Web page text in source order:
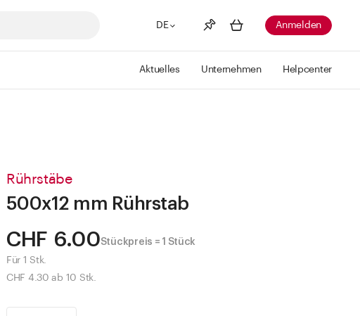
DE
Merkliste Mehr anzeigen
Anmelden
Aktuelles Unternehmen Helpcenter
Rührstäbe
500x12 mm Rührstab
CHF 6.00Stückpreis = 1 Stück
Für 1 Stk.
CHF 4.30 ab 10 Stk.